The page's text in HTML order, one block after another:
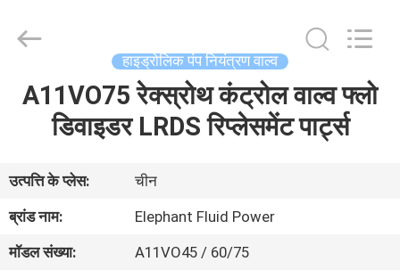
घर
हमारे
बारे
Power
Co.,Ltd.
Reserved.
हाइड्रोलिक पंप नियंत्रण वाल्व
A11VO75 रेक्स्रोथ कंट्रोल वाल्व फ्लो
डिवाइडर LRDS रिप्लेसमेंट पार्ट्स
उत्पत्ति के प्लेस:
चीन
ब्रांड नाम:
Elephant Fluid Power
मॉडल संख्या:
A11VO45 / 60/75